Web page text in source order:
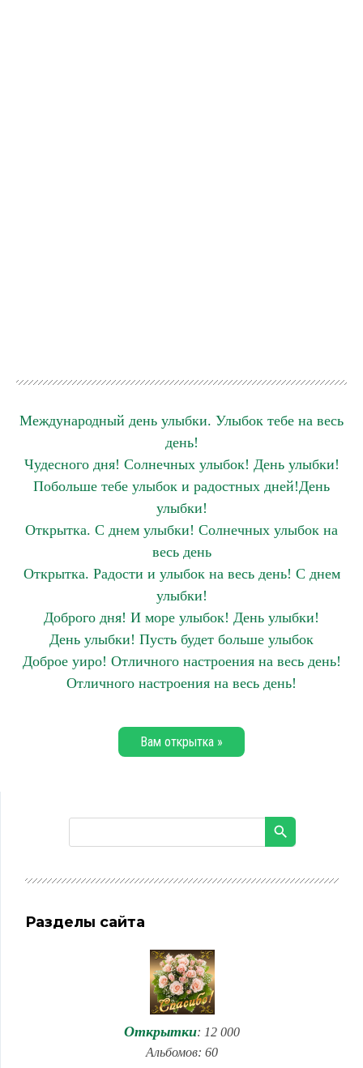
Международный день улыбки. Улыбок тебе на весь
день!
Чудесного дня! Солнечных улыбок! День улыбки!
Побольше тебе улыбок и радостных дней!День
улыбки!
Открытка. С днем улыбки! Солнечных улыбок на
весь день
Открытка. Радости и улыбок на весь день! С днем
улыбки!
Доброго дня! И море улыбок! День улыбки!
День улыбки! Пусть будет больше улыбок
Доброе уиро! Отличного настроения на весь день!
Отличного настроения на весь день!
Вам открытка »
Разделы сайта
Открытки: 12 000
Альбомов: 60